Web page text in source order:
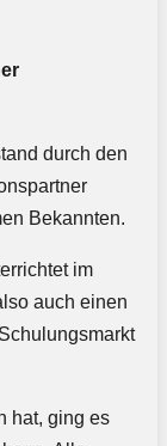
durch den
Bekannten.
im
auch einen
hat, ging es